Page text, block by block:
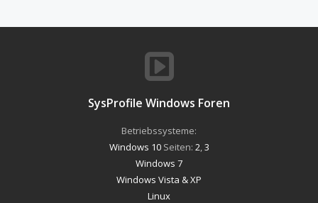
SysProfile Windows Foren
Betriebssysteme:
Windows 10Seiten: 2 3
Windows 7
Windows Vista & XP
Linux